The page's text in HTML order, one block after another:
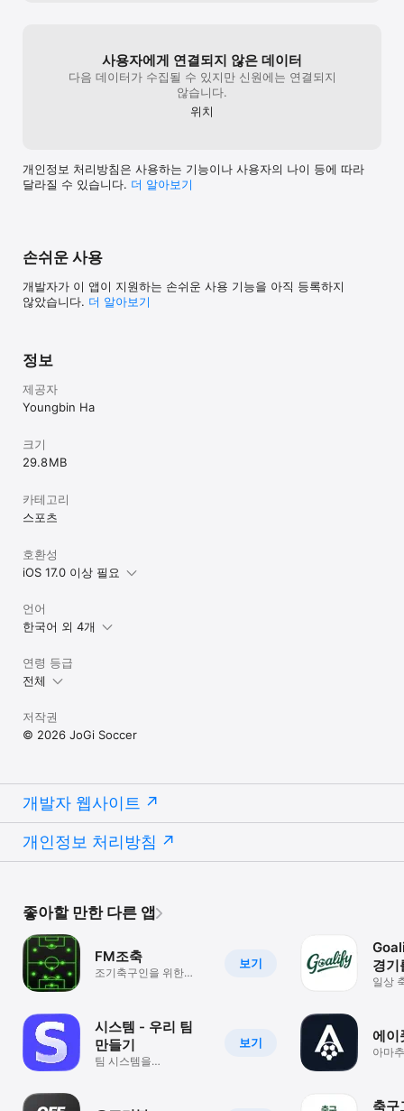
적용. 라인업 이미지 저장 & 공유
- 용병·심판 구인 — 프로필과 리뷰로 검증된 모집·지원 시스템
- 연말 정산 & 인수인계 — 연간 보고서 자동 생성. 임원이 바뀌어도
--------------------
사용자에게 연결되지 않은 데이터
다음 데이터가 수집될 수 있지만 신원에는 연결되지
않습니다.
위치
개인정보 처리방침은 사용하는 기능이나 사용자의 나이 등에 따라
달라질 수 있습니다. 더 알⁠아⁠보⁠기
손쉬운 사용
개발자가 이 앱이 지원하는 손쉬운 사용 기능을 아직 등록하지
않았습니다. 더 알아보기
정보
제공자
Youngbin Ha
크기
29.8 MB
카테고리
스포츠
호환성
iOS 17.0 이상 필요
언어
한국어 외 4개
연령 등급
전체
저작권
© 2026 JoGi Soccer
개발자 웹사이트
개인정보 처리방침
좋아할 만한 다른 앱
보기
FM조축
조기축구인을 위한
보기
시스템 - 우리 팀
만들기
팀 시스템을
경기
일상
에이
아마
축구